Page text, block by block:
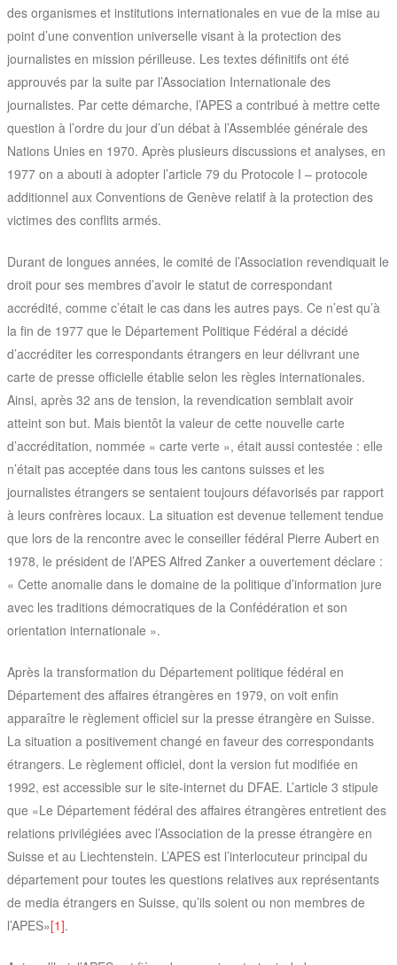
des organismes et institutions internationales en vue de la mise au
point d’une convention universelle visant à la protection des
journalistes en mission périlleuse. Les textes définitifs ont été
approuvés par la suite par l’Association Internationale des
journalistes. Par cette démarche, l’APES a contribué à mettre cette
question à l’ordre du jour d’un débat à l’Assemblée générale des
Nations Unies en 1970. Après plusieurs discussions et analyses, en
1977 on a abouti à adopter l’article 79 du Protocole I – protocole
additionnel aux Conventions de Genève relatif à la protection des
victimes des conflits armés.
Durant de longues années, le comité de l’Association revendiquait le
droit pour ses membres d’avoir le statut de correspondant
accrédité, comme c’était le cas dans les autres pays. Ce n’est qu’à
la fin de 1977 que le Département Politique Fédéral a décidé
d’accréditer les correspondants étrangers en leur délivrant une
carte de presse officielle établie selon les règles internationales.
Ainsi, après 32 ans de tension, la revendication semblait avoir
atteint son but. Mais bientôt la valeur de cette nouvelle carte
d’accréditation, nommée « carte verte », était aussi contestée : elle
n’était pas acceptée dans tous les cantons suisses et les
journalistes étrangers se sentaient toujours défavorisés par rapport
à leurs confrères locaux. La situation est devenue tellement tendue
que lors de la rencontre avec le conseiller fédéral Pierre Aubert en
1978, le président de l’APES Alfred Zanker a ouvertement déclare :
« Cette anomalie dans le domaine de la politique d’information jure
avec les traditions démocratiques de la Confédération et son
orientation internationale ».
Après la transformation du Département politique fédéral en
Département des affaires étrangères en 1979, on voit enfin
apparaître le règlement officiel sur la presse étrangère en Suisse.
La situation a positivement changé en faveur des correspondants
étrangers. Le règlement officiel, dont la version fut modifiée en
1992, est accessible sur le site-internet du DFAE. L’article 3 stipule
que «Le Département fédéral des affaires étrangères entretient des
relations privilégiées avec l’Association de la presse étrangère en
Suisse et au Liechtenstein. L’APES est l’interlocuteur principal du
département pour toutes les questions relatives aux représentants
de media étrangers en Suisse, qu’ils soient ou non membres de
l’APES»[1].